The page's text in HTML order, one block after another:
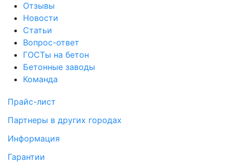
Отзывы
Новости
Статьи
Вопрос-ответ
ГОСТы на бетон
Бетонные заводы
Команда
Прайс-лист
Партнеры в других городах
Информация
Гарантии